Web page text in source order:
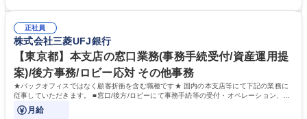
表するインフラ企業 #ポテンシャル採用
72.html ■エネルギーセキュリティの不安定化や気候変動による自然災害の
甚大化など、これまで以上に社会課題解決の重要性が高まっています。
「未来の日常」の創造に向けて持続可能な社会の実現に貢献してまいりま
す。 学歴・資格 学歴：大学院 大学 語学力： 資格：
正社員
株式会社三菱UFJ銀行
【東京都】本支店の窓口業務(事務手続受付/資産運用提
案)/後方事務/ロビー応対 その他事務
★バックオフィスではなく顧客折衝を含む職種です★ 国内の本支店等にて下記の業務に
従事していただきます。 ■窓口/後方/ロビーにて事務手続等の受付・オペレーション、お
客様対応
月給